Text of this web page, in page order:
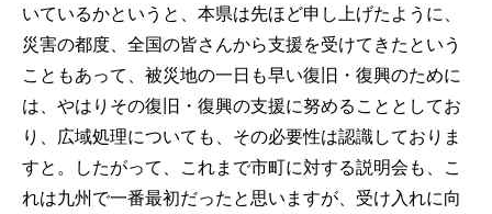
いているかというと、本県は先ほど申し上げたように、
災害の都度、全国の皆さんから支援を受けてきたという
こともあって、被災地の一日も早い復旧・復興のために
は、やはりその復旧・復興の支援に努めることとしてお
り、広域処理についても、その必要性は認識しておりま
すと。したがって、これまで市町に対する説明会も、こ
れは九州で一番最初だったと思いますが、受け入れに向